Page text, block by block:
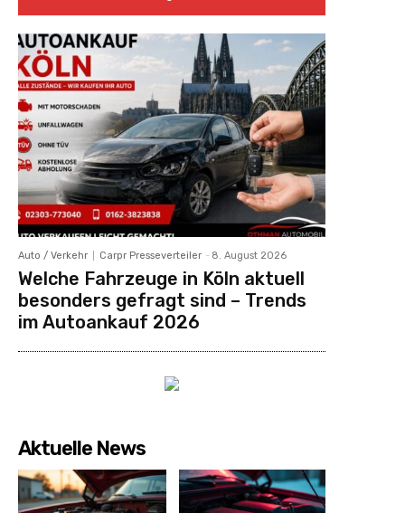
Auto / Verkehr Carpr Presseverteiler - 8. August 2026
Welche Fahrzeuge in Köln aktuell
besonders gefragt sind – Trends
im Autoankauf 2026
Aktuelle News